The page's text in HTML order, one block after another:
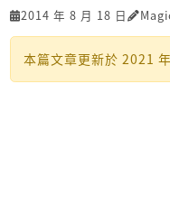
2014 年 8 月 18 日
本篇文章更新於 2021